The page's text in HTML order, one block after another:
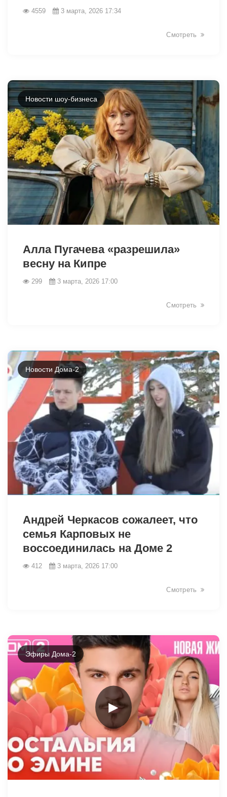
4559 3 марта, 2026 17:34
Смотреть
Новости шоу-бизнеса
Алла Пугачева «разрешила»
весну на Кипре
299 3 марта, 2026 17:00
Смотреть
Новости Дома-2
Андрей Черкасов сожалеет, что
семья Карповых не
воссоединилась на Доме 2
412 3 марта, 2026 17:00
Смотреть
►
Эфиры Дома-2